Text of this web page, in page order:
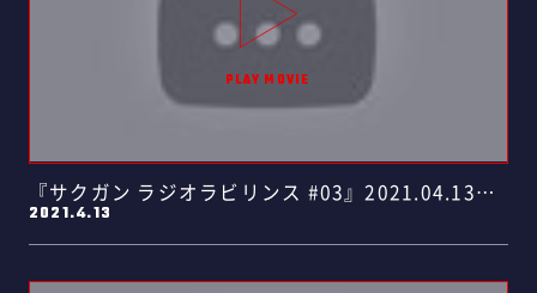
『サクガン ラジオラビリンス #03』2021.04.13
放……
2021.4.13